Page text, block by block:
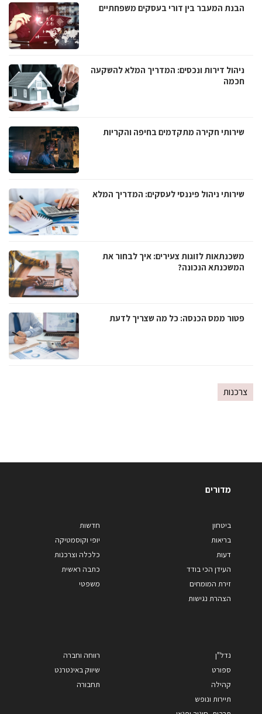
הבנת המעבר בין דורי בעסקים משפחתיים
ניהול דירות ונכסים: המדריך המלא להשקעה
חכמה
שירותי חקירה מתקדמים בחיפה והקריות
שירותי ניהול פיננסי לעסקים: המדריך המלא
משכנתאות לזוגות צעירים: איך לבחור את
המשכנתא הנכונה?
פטור ממס הכנסה: כל מה שצריך לדעת
צרכנות
מדורים
ביטחון
בריאות
דעות
העידן הכי בודד
זירת המומחים
הצהרת נגישות
חדשות
יופי וקוסמטיקה
כלכלה וצרכנות
כתבה ראשית
משפטי
נדל"ן
ספורט
קהילה
תיירות ונופש
רווחה וחברה
שיווק באינטרנט
תחבורה